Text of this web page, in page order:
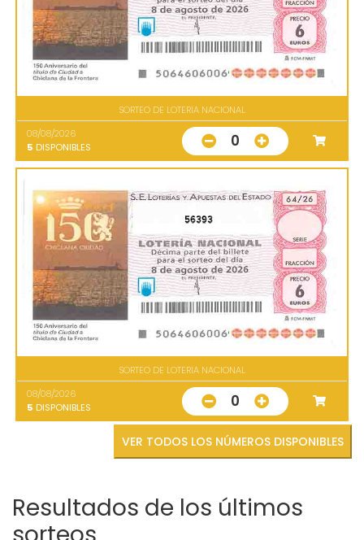
SORTEO DE LOTERIA NACIONAL
08/08/2026
5 DISPONIBLES 0
56393
SORTEO DE LOTERIA NACIONAL
08/08/2026
5 DISPONIBLES 0
VER TODOS LOS NÚMEROS DISPONIBLES
Resultados de los últimos